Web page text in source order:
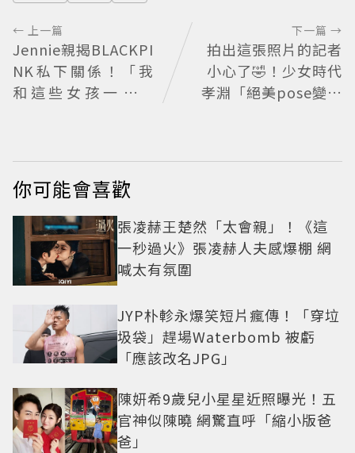
← 上一篇
Jennie親揭BLACKPI
NK私下關係！「我
和這些女孩一起長
下一篇 →
拍出這張照片的記者
小心了🤣！少女時代
孝淵「絕美pose變搞
你可能會喜歡
張凌赫王楚然「太會親」！《這
一秒過火》張凌赫人夫感爆棚 網
喊太有氛圍
JYP朴軫永爆笑短片瘋傳！「穿垃
圾袋」趕場Waterbomb 被虧
「應該改名JPG」
陳妍希9歲兒小星星近照曝光！五
官神似陳曉 網驚直呼「縮小版爸
爸」